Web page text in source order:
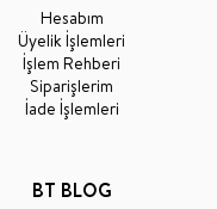
Hesabım
Üyelik İşlemleri
İşlem Rehberi
Siparişlerim
İade İşlemleri
BT BLOG